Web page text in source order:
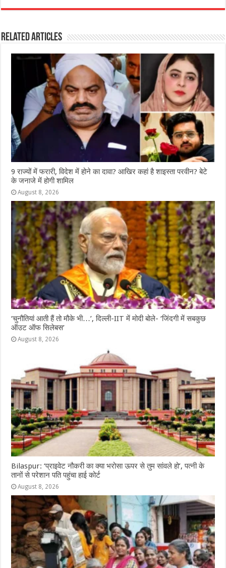
c
e
b
o
k
at
s
A
p
p
ss
n
g
e
r
itt
r
e
ra
m
ar
Related Articles
9 राज्‍यों में फरारी, व‍िदेश में होने का दावा? आख‍िर कहां है शाइस्‍ता परवीन? बेटे
के जनाजे में होगी शामिल
August 8, 2026
‘चुनौतियां आती हैं तो मौके भी…’, दिल्ली-IIT में मोदी बोले- ‘जिंदगी में सबकुछ
ऑउट ऑफ सिलेबस’
August 8, 2026
Bilaspur: ‘प्राइवेट नौकरी का क्या भरोसा ऊपर से तुम सांवले हो’, पत्नी के
तानों से परेशान पति पहुंचा हाई कोर्ट
August 8, 2026